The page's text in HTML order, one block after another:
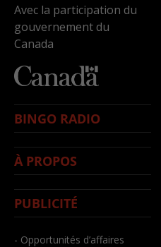
Avec la participation du
gouvernement du
Canada
BINGO RADIO
À PROPOS
PUBLICITÉ
- Opportunités d’affaires